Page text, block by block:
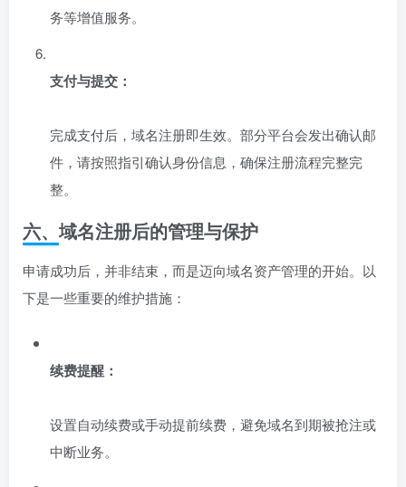
务等增值服务。
支付与提交：
完成支付后，域名注册即生效。部分平台会发出确认邮
件，请按照指引确认身份信息，确保注册流程完整完
整。
六、域名注册后的管理与保护
申请成功后，并非结束，而是迈向域名资产管理的开始。以
下是一些重要的维护措施：
续费提醒：
设置自动续费或手动提前续费，避免域名到期被抢注或
中断业务。